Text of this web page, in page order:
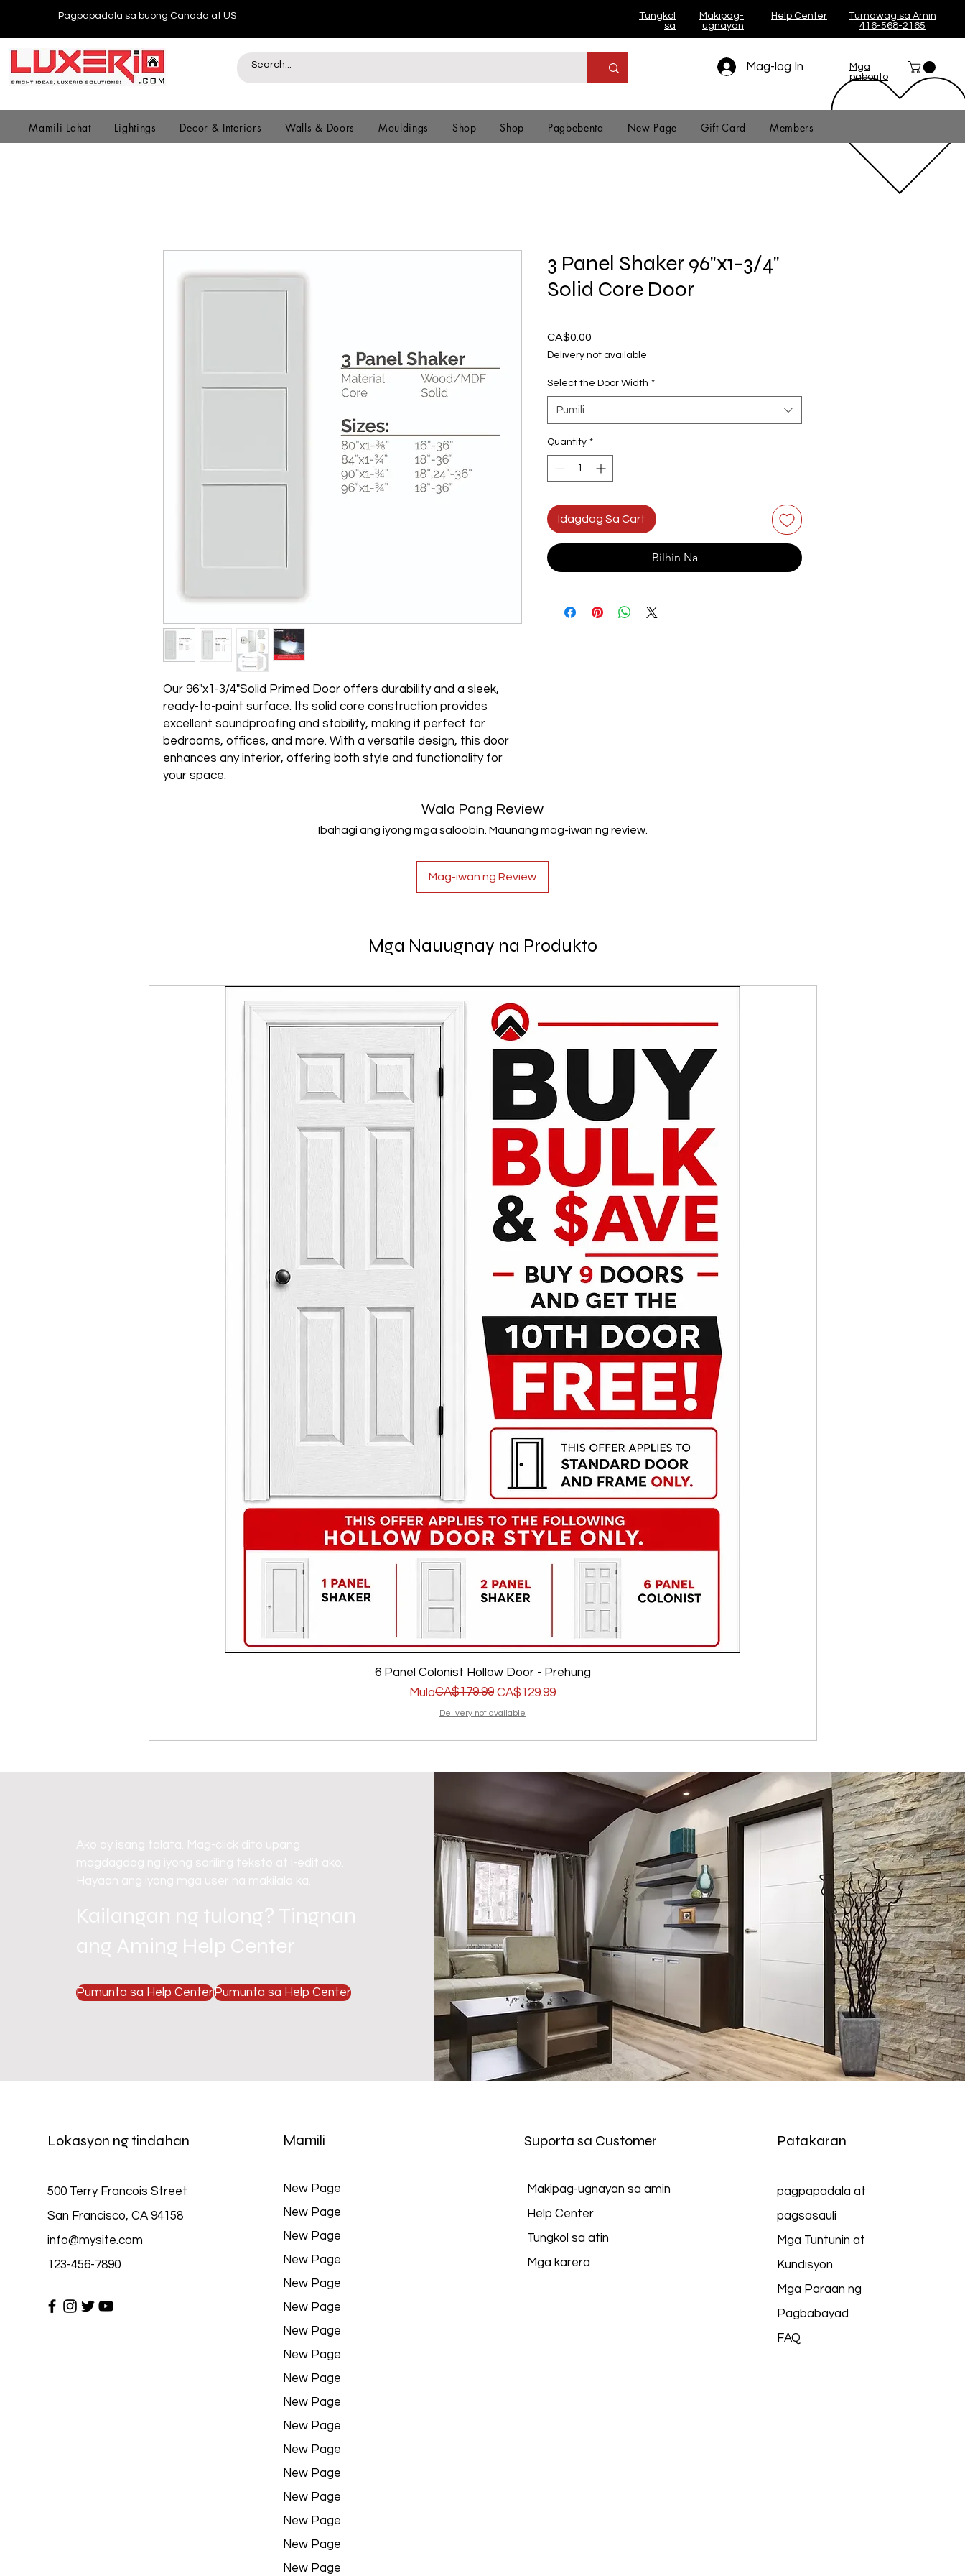
Pagpapadala sa buong Canada at US
Tungkol
sa
Makipag-
ugnayan
Help Center
Tumawag sa Amin
416-568-2165
Mag-log In
Mga
paborito
Mamili Lahat Lightings Decor & Interiors Walls & Doors Mouldings Shop Shop Pagbebenta New Page Gift Card Members
Our 96"x1-3/4"Solid Primed Door offers durability and a sleek,
ready-to-paint surface. Its solid core construction provides
excellent soundproofing and stability, making it perfect for
bedrooms, offices, and more. With a versatile design, this door
enhances any interior, offering both style and functionality for
your space.
3 Panel Shaker 96"x1-3/4"
Solid Core Door
CA$0.00
Delivery not available
Select the Door Width *
Pumili
Quantity *
Idagdag Sa Cart
Bilhin Na
Wala Pang Review
Ibahagi ang iyong mga saloobin. Maunang mag-iwan ng review.
Mag-iwan ng Review
Mga Nauugnay na Produkto
6 Panel Colonist Hollow Door - Prehung
Mula
Regular na Presyo
CA$179.99 CA$129.99
Sale Price
Delivery not available
Ako ay isang talata. Mag-click dito upang
magdagdag ng iyong sariling teksto at i-edit ako.
Hayaan ang iyong mga user na makilala ka.
Kailangan ng tulong? Tingnan
ang Aming Help Center
Pumunta sa Help CenterPumunta sa Help Center
Lokasyon ng tindahan
500 Terry Francois Street
San Francisco, CA 94158
info@mysite.com
123-456-7890
Mamili
New Page
New Page
New Page
New Page
New Page
New Page
New Page
New Page
New Page
New Page
New Page
New Page
New Page
New Page
New Page
New Page
New Page
Suporta sa Customer
Makipag-ugnayan sa amin
Help Center
Tungkol sa atin
Mga karera
Patakaran
pagpapadala at
pagsasauli
Mga Tuntunin at
Kundisyon
Mga Paraan ng
Pagbabayad
FAQ